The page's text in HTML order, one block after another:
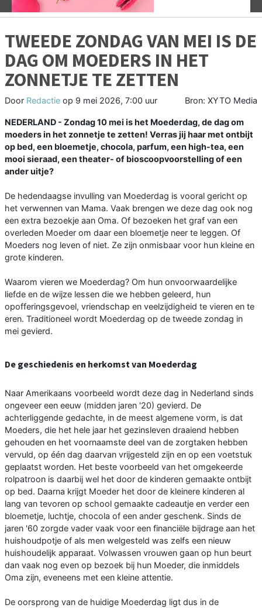
TWEEDE ZONDAG VAN MEI IS DE
DAG OM MOEDERS IN HET
ZONNETJE TE ZETTEN
Door Redactie op 9 mei 2026, 7:00 uur Bron: XYTO Media
NEDERLAND - Zondag 10 mei is het Moederdag, de dag om
moeders in het zonnetje te zetten! Verras jij haar met ontbijt
op bed, een bloemetje, chocola, parfum, een high-tea, een
mooi sieraad, een theater- of bioscoopvoorstelling of een
ander uitje?
De hedendaagse invulling van Moederdag is vooral gericht op
het verwennen van Mama. Vaak brengen we deze dag ook nog
een extra bezoekje aan Oma. Of bezoeken het graf van een
overleden Moeder om daar een bloemetje neer te leggen. Of
Moeders nog leven of niet. Ze zijn onmisbaar voor hun kleine en
grote kinderen.
Waarom vieren we Moederdag? Om hun onvoorwaardelijke
liefde en de wijze lessen die we hebben geleerd, hun
opofferingsgevoel, vriendschap en veelzijdigheid te vieren en te
eren. Traditioneel wordt Moederdag op de tweede zondag in
mei gevierd.
De geschiedenis en herkomst van Moederdag
Naar Amerikaans voorbeeld wordt deze dag in Nederland sinds
ongeveer een eeuw (midden jaren '20) gevierd. De
achterliggende gedachte, in de meest algemene vorm, is dat
Moeders, die het hele jaar het gezinsleven draaiend hebben
gehouden en het voornaamste deel van de zorgtaken hebben
vervuld, op één dag daarvan vrijgesteld zijn en op een voetstuk
geplaatst worden. Het beste voorbeeld van het omgekeerde
rolpatroon is daarbij wel het door de kinderen gemaakte ontbijt
op bed. Daarna krijgt Moeder het door de kleinere kinderen al
lang van tevoren op school gemaakte cadeautje en verder een
bloemetje, luchtje, chocola of een ander geschenk. Sinds de
jaren '60 zorgde vader vaak voor een financiële bijdrage aan het
huishoudpotje of als men welgesteld was zelfs een nieuw
huishoudelijk apparaat. Volwassen vrouwen gaan op hun beurt
dan vaak nog even op bezoek bij hun Moeder, die inmiddels
Oma zijn, eveneens met een kleine attentie.
De oorsprong van de huidige Moederdag ligt dus in de